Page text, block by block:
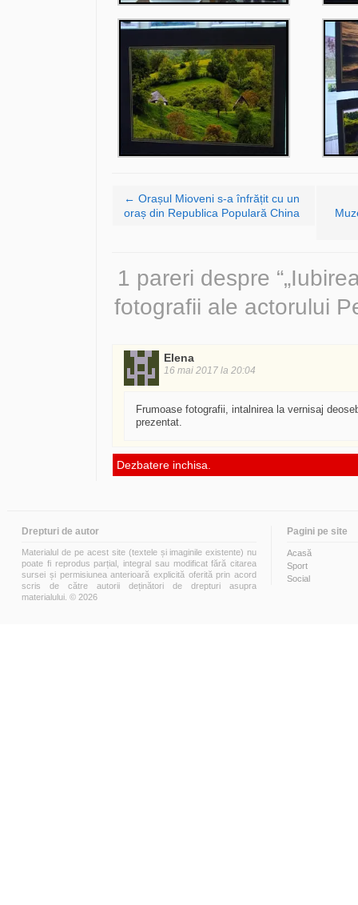
Navigare articole
← Orașul Mioveni s-a înfrățit cu un
oraș din Republica Populară China
1 pareri despre “
fotografii ale actorului
Elena
16 mai 2017 la 20:04
Frumoase fotografii, intalnirea la vernisaj
prezentat.
Dezbatere inchisa.
Drepturi de autor
Materialul de pe acest site (textele și imaginile existente) nu
poate fi reprodus parțial, integral sau modificat fără citarea
sursei și permisiunea anterioară explicită oferită prin acord
scris de către autorii deținători de drepturi asupra
materialului. © 2026
Pagini pe site
Acasă
Sport
Social